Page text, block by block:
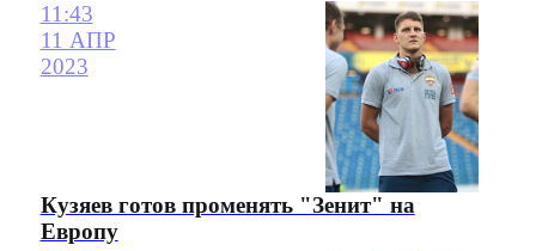
11:43
11 АПР
2023
Кузяев готов променять "Зенит" на
Европу